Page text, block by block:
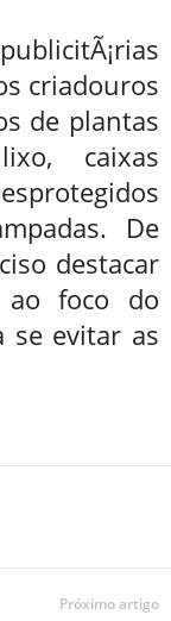
criadouros
de plantas
caixas
De
destacar
foco do
se evitar as
Próximo artigo